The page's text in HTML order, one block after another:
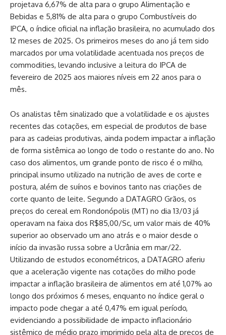
projetava 6,67% de alta para o grupo Alimentação e
Bebidas e 5,81% de alta para o grupo Combustíveis do
IPCA, o índice oficial na inflação brasileira, no acumulado dos
12 meses de 2025. Os primeiros meses do ano já tem sido
marcados por uma volatilidade acentuada nos preços de
commodities, levando inclusive a leitura do IPCA de
fevereiro de 2025 aos maiores níveis em 22 anos para o
mês.
Os analistas têm sinalizado que a volatilidade e os ajustes
recentes das cotações, em especial de produtos de base
para as cadeias produtivas, ainda podem impactar a inflação
de forma sistêmica ao longo de todo o restante do ano. No
caso dos alimentos, um grande ponto de risco é o milho,
principal insumo utilizado na nutrição de aves de corte e
postura, além de suínos e bovinos tanto nas criações de
corte quanto de leite. Segundo a DATAGRO Grãos, os
preços do cereal em Rondonópolis (MT) no dia 13/03 já
operavam na faixa dos R$85,00/Sc, um valor mais de 40%
superior ao observado um ano atrás e o maior desde o
início da invasão russa sobre a Ucrânia em mar/22.
Utilizando de estudos econométricos, a DATAGRO aferiu
que a aceleração vigente nas cotações do milho pode
impactar a inflação brasileira de alimentos em até 1,07% ao
longo dos próximos 6 meses, enquanto no índice geral o
impacto pode chegar a até 0,47% em igual período,
evidenciando a possibilidade de impacto inflacionário
sistêmico de médio prazo imprimido pela alta de preços de